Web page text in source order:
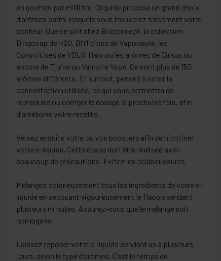
en gouttes par millilitre. Oliquide propose un grand choix
d’arômes parmi lesquels vous trouverez forcément votre
bonheur. Que ce soit chez Bioconcept, la collection
Dingovap de H2O, DIYlicious de Vaponaute, les
Convoitises de VDLV, Halo ou les arômes de Cirkus ou
encore de Tjuice ou Vampire Vape. Ce sont plus de 150
arômes différents. Et surtout, pensez à noter la
concentration utilisée, ce qui vous permettra de
reproduire ou corriger le dosage la prochaine fois, afin
d’améliorer votre recette.
Versez ensuite votre ou vos boosters afin de nicotiner
votre e-liquide. Cette étape doit être réalisée avec
beaucoup de précautions. Évitez les éclaboussures.
Mélangez soigneusement tous les ingrédients de votre e-
liquide en secouant vigoureusement le flacon pendant
plusieurs minutes. Assurez-vous que le mélange soit
homogène.
Laissez reposer votre e-liquide pendant un à plusieurs
jours, selon le type d’arômes. C’est le temps de